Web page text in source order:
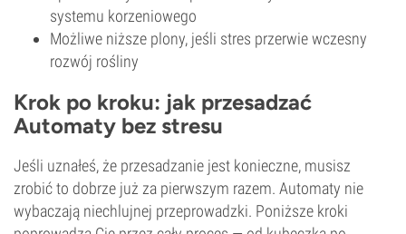
systemu korzeniowego
Możliwe niższe plony, jeśli stres przerwie wczesny
rozwój rośliny
Krok po kroku: jak przesadzać
Automaty bez stresu
Jeśli uznałeś, że przesadzanie jest konieczne, musisz
zrobić to dobrze już za pierwszym razem. Automaty nie
wybaczają niechlujnej przeprowadzki. Poniższe kroki